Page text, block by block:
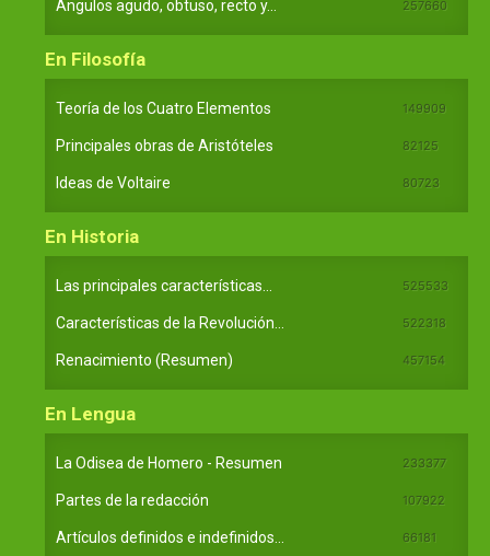
Ángulos agudo, obtuso, recto y... 257660
En Filosofía
Teoría de los Cuatro Elementos 149909
Principales obras de Aristóteles 82125
Ideas de Voltaire 80723
En Historia
Las principales características... 525533
Características de la Revolución... 522318
Renacimiento (Resumen) 457154
En Lengua
La Odisea de Homero - Resumen 233377
Partes de la redacción 107922
Artículos definidos e indefinidos... 66181